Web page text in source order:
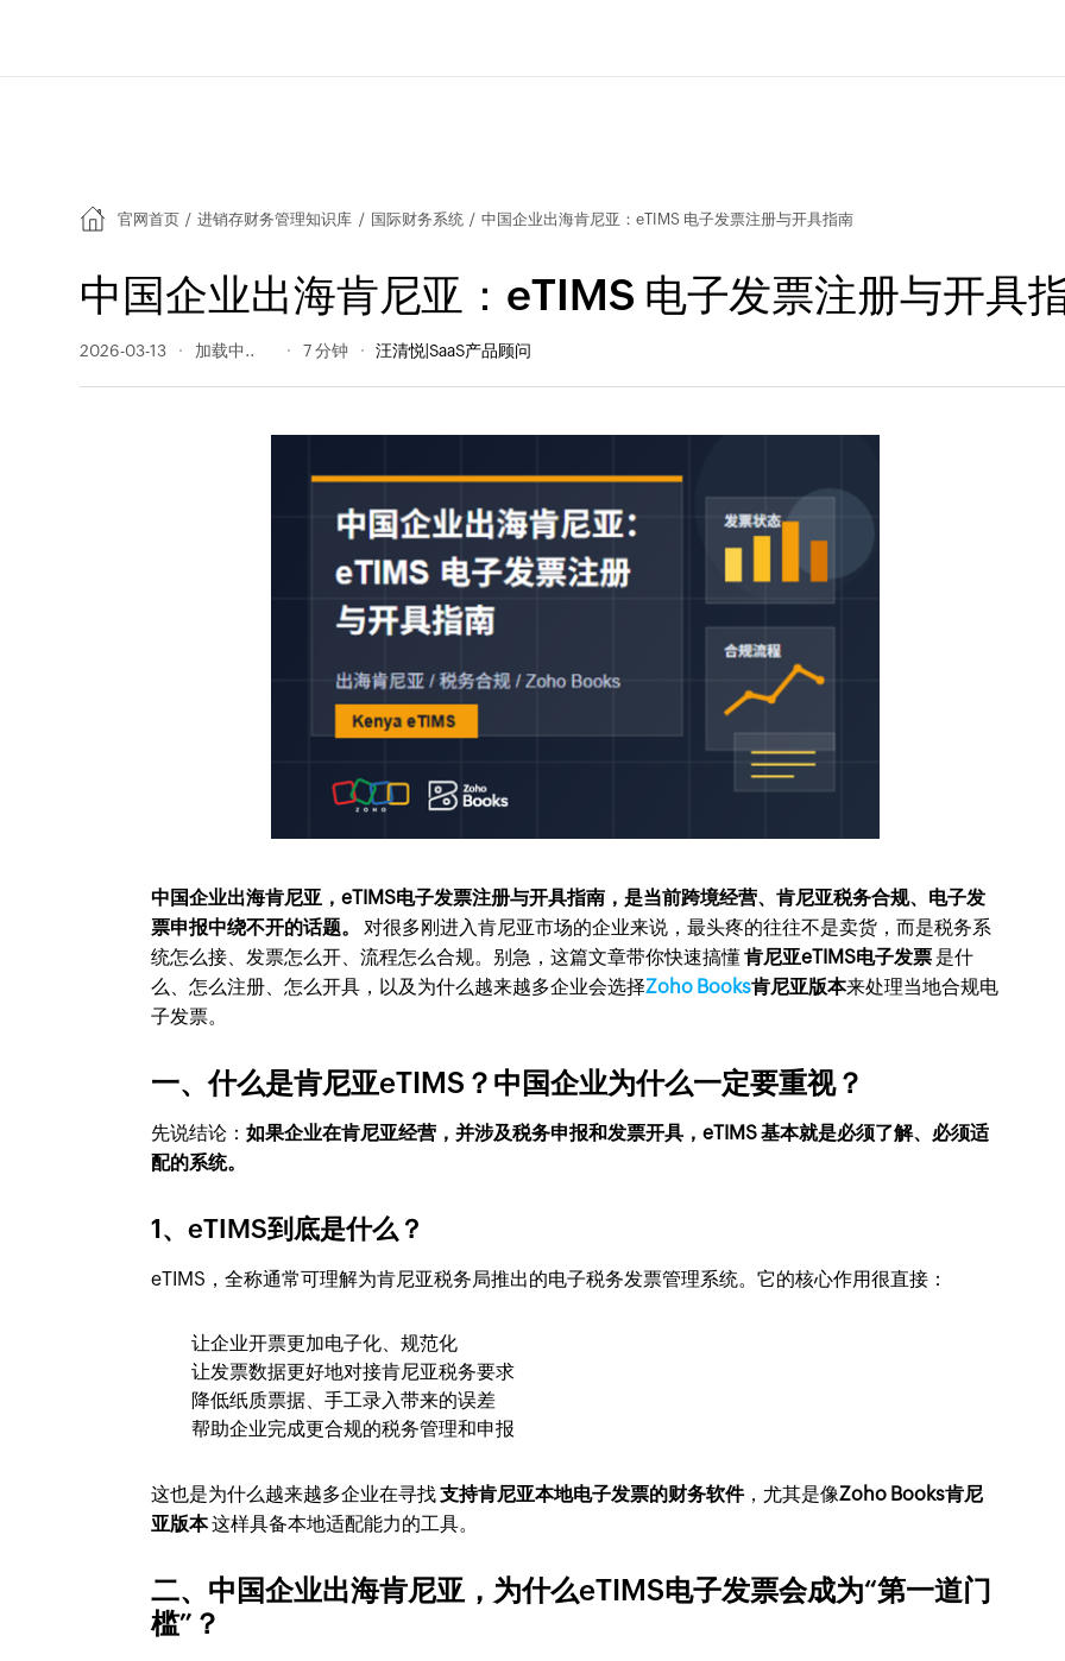
官网首页 / 进销存财务管理知识库 / 国际财务系统 / 中国企业出海肯尼亚：eTIMS 电子发票注册与开具指南
中国企业出海肯尼亚：eTIMS 电子发票注册与开具
2026-03-13 132 阅读量 7 分钟 汪清悦|SaaS产品顾问
中国企业出海肯尼亚，eTIMS电子发票注册与开具指南，是当前跨境经营、肯尼亚税务合规、电子发
票申报中绕不开的话题。
对很多刚进入肯尼亚市场的企业来说，最头疼的往往不是卖货，而是税务系
统怎么接、发票怎么开、流程怎么合规。别急，这篇文章带你快速搞懂肯尼亚eTIMS电子发票 是什
么、怎么注册、怎么开具，以及为什么越来越多企业会选择Zoho Books肯尼亚版本来处理当地合规电
子发票。
一、什么是肯尼亚eTIMS？中国企业为什么一定要重视？
先说结论：如果企业在肯尼亚经营，并涉及税务申报和发票开具，eTIMS 基本就是必须了解、必须适
配的系统。
1、eTIMS到底是什么？
eTIMS，全称通常可理解为肯尼亚税务局推出的电子税务发票管理系统。它的核心作用很直接：
让企业开票更加电子化、规范化
让发票数据更好地对接肯尼亚税务要求
降低纸质票据、手工录入带来的误差
帮助企业完成更合规的税务管理和申报
这也是为什么越来越多企业在寻找支持肯尼亚本地电子发票的财务软件，尤其是像Zoho Books肯尼
亚版本这样具备本地适配能力的工具。
二、中国企业出海肯尼亚，为什么eTIMS电子发票会成为“第一道门
槛”？